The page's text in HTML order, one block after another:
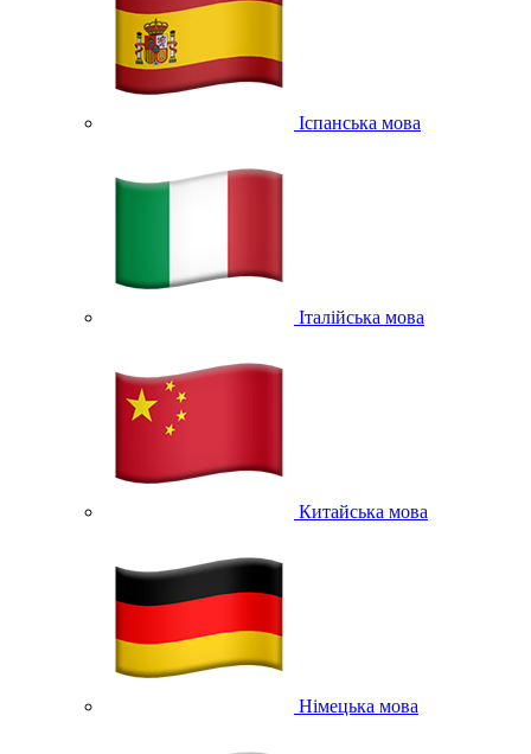
Іспанська мова
Італійська мова
Китайська мова
Німецька мова